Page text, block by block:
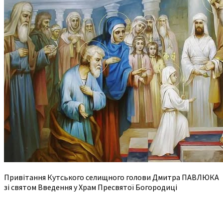
Привітання Кутського селищного голови Дмитра ПАВЛЮКА
зі святом Введення у Храм Пресвятої Богородиці